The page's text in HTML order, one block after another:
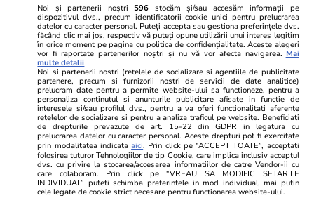
înainte de a pleca în concediu
Lifestyle 14 iul.
Ce este făina de tapioca și în ce
rețete poate fi folosită
Noi și partenerii noștri 596 stocăm și/sau accesăm informații pe
dispozitivul dvs., precum identificatorii cookie unici pentru prelucrarea
datelor cu caracter personal. Puteți accepta sau gestiona preferințele dvs.
făcând clic mai jos, respectiv vă puteți opune utilizării unui interes legitim
în orice moment pe pagina cu politica de confidențialitate. Aceste alegeri
vor fi raportate partenerilor noștri și nu vă vor afecta navigarea. Mai
multe detalii
Noi si partenerii nostri (retelele de socializare si agentiile de publicitate
partenere, precum si furnizorii nostri de servicii de date analitice)
prelucram date pentru a permite website-ului sa functioneze, pentru a
personaliza continutul si anunturile publicitare afisate in functie de
interesele si/sau profilul dvs., pentru a va oferi functionalitati aferente
retelelor de socializare si pentru a analiza traficul pe website. Beneficiati
de drepturile prevazute de art. 15-22 din GDPR in legatura cu
prelucrarea datelor cu caracter personal. Aceste drepturi pot fi exercitate
prin modalitatea indicataaici. Prin click pe “ACCEPT TOATE”, acceptati
folosirea tuturor Tehnologiilor de tip Cookie, care implica inclusiv acceptul
dvs. cu privire la stocarea/accesarea informatiilor de catre Vendor-ii cu
care colaboram. Prin click pe “VREAU SA MODIFIC SETARILE
INDIVIDUAL” puteti schimba preferintele in mod individual, mai putin
cele legate de cookie strict necesare pentru functionarea website-ului.